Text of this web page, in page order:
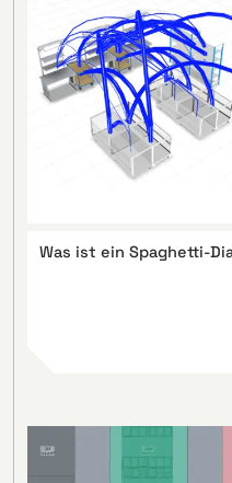
Was ist ein Spaghetti-